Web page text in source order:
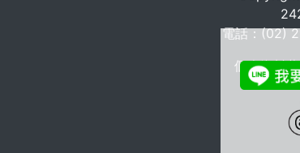
電話：(02)
個人資料